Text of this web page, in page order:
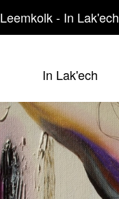
- In Lak'ech
In Lak'ech